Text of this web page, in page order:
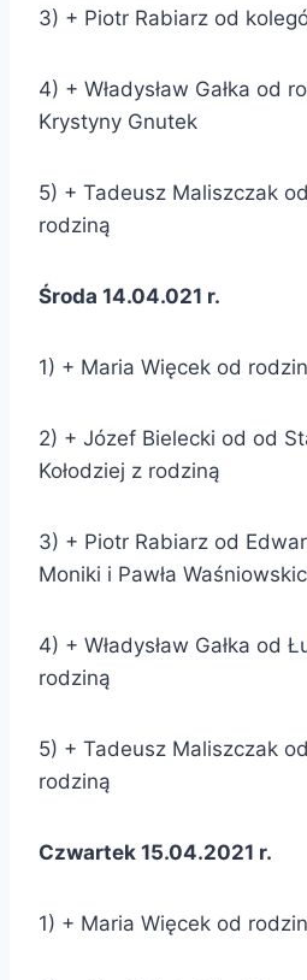
3) + Piotr Rabiarz od
4) + Władysław Gałka od
Krystyny Gnutek
5) + Tadeusz Maliszczak
rodziną
Środa 14.04.021 r.
1) + Maria Więcek od
2) + Józef Bielecki od od
Kołodziej z rodziną
3) + Piotr Rabiarz od
Moniki i Pawła
4) + Władysław Gałka od
rodziną
5) + Tadeusz Maliszczak
rodziną
Czwartek 15.04.2021 r.
1) + Maria Więcek od